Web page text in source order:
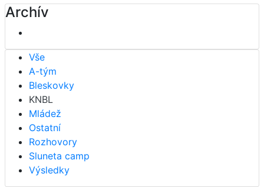
Archív
Vše
A-tým
Bleskovky
KNBL
Mládež
Ostatní
Rozhovory
Sluneta camp
Výsledky